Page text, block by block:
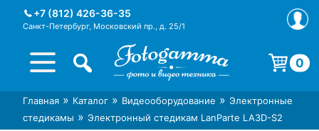
+7 (812) 426-36-35
Санкт-Петербург, Московский пр., д. 25/1
Интернет-магазин фототехники
Foto-Gamma в СПб
Магазин фотоаксессуаров foto-
gamma.ru
0
Корзина пуста.
Главная » Каталог » Видеооборудование » Электронные
стедикамы » Электронный стедикам LanParte LA3D-S2